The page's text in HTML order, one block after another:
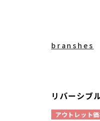
branshes
リバーシブ
アウトレット